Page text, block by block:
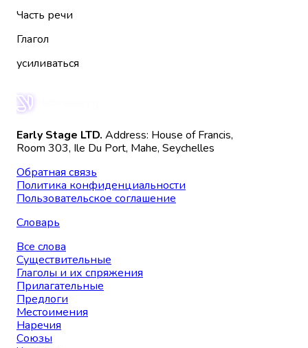
Часть речи
Глагол
усиливаться
Early Stage LTD. Address: House of Francis,
Room 303, Ile Du Port, Mahe, Seychelles
Обратная связь
Политика конфиденциальности
Пользовательское соглашение
Словарь
Все слова
Существительные
Глаголы и их спряжения
Прилагательные
Предлоги
Местоимения
Наречия
Союзы